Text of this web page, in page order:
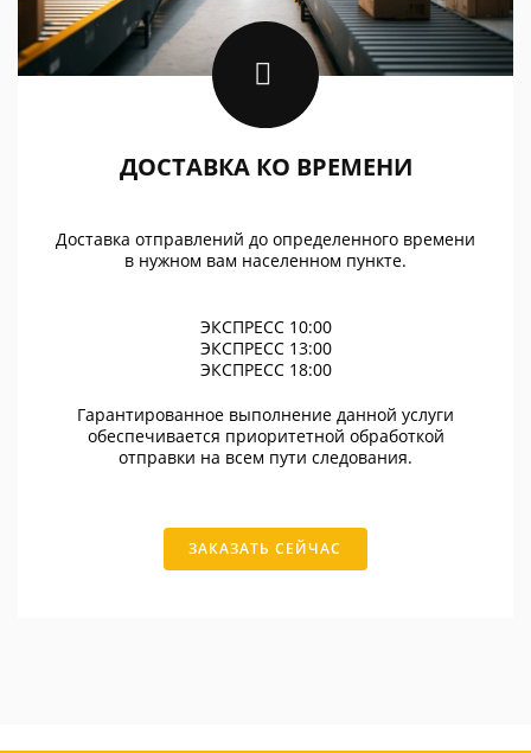
ДОСТАВКА КО ВРЕМЕНИ
Доставка отправлений до определенного времени
в нужном вам населенном пункте.
ЭКСПРЕСС 10:00
ЭКСПРЕСС 13:00
ЭКСПРЕСС 18:00
Гарантированное выполнение данной услуги
обеспечивается приоритетной обработкой
отправки на всем пути следования.
ЗАКАЗАТЬ СЕЙЧАС